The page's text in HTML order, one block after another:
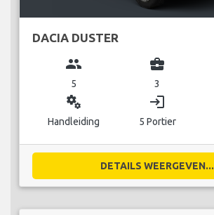
DACIA DUSTER
group
5
business_center
3
miscellaneous_services
Handleiding
login
5 Portier
DETAILS WEERGEVEN...